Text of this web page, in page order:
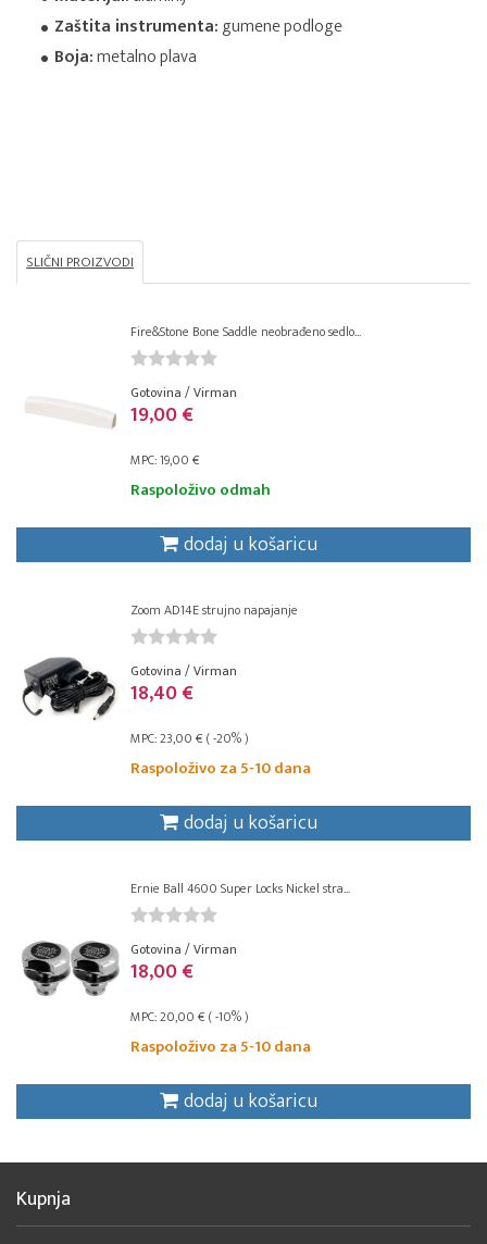
Zaštita instrumenta:gumene podloge
Boja:metalno plava
SLIČNI PROIZVODI
Fire&Stone Bone Saddle neobrađeno sedlo...
Gotovina / Virman
19,00 €
MPC: 19,00 €
Raspoloživo odmah
dodaj u košaricu
Zoom AD14E strujno napajanje
Gotovina / Virman
18,40 €
MPC: 23,00 € ( -20% )
Raspoloživo za 5-10 dana
dodaj u košaricu
Ernie Ball 4600 Super Locks Nickel stra...
Gotovina / Virman
18,00 €
MPC: 20,00 € ( -10% )
Raspoloživo za 5-10 dana
dodaj u košaricu
Kupnja